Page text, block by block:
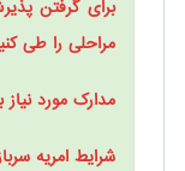
برای گرفتن
مراحلی را طی
مدارک مورد
شرایط امریه